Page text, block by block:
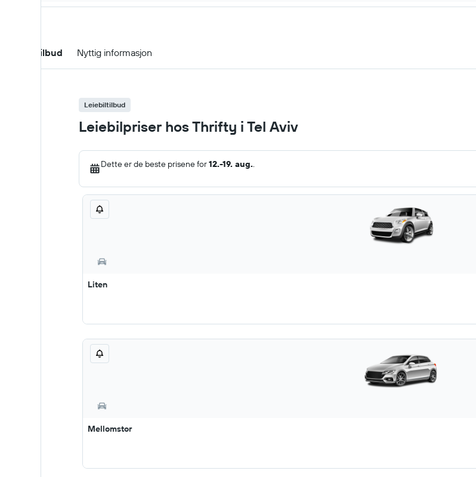
Leiebiltilbud Nyttig informasjon
Leiebiltilbud
Leiebilpriser hos Thrifty i Tel Aviv
Dette er de beste prisene for12.-19. aug..
Liten
Mellomstor